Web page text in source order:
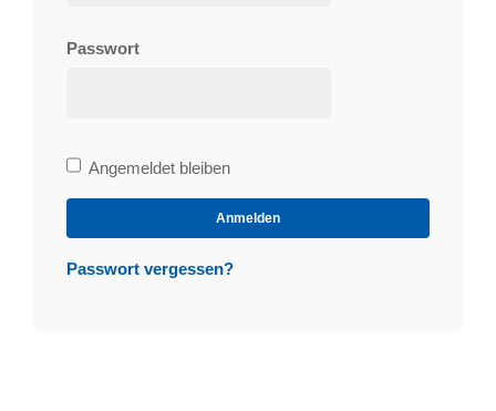
Passwort
Bleibe
angemeldet
Angemeldet bleiben
Anmelden
Passwort vergessen?